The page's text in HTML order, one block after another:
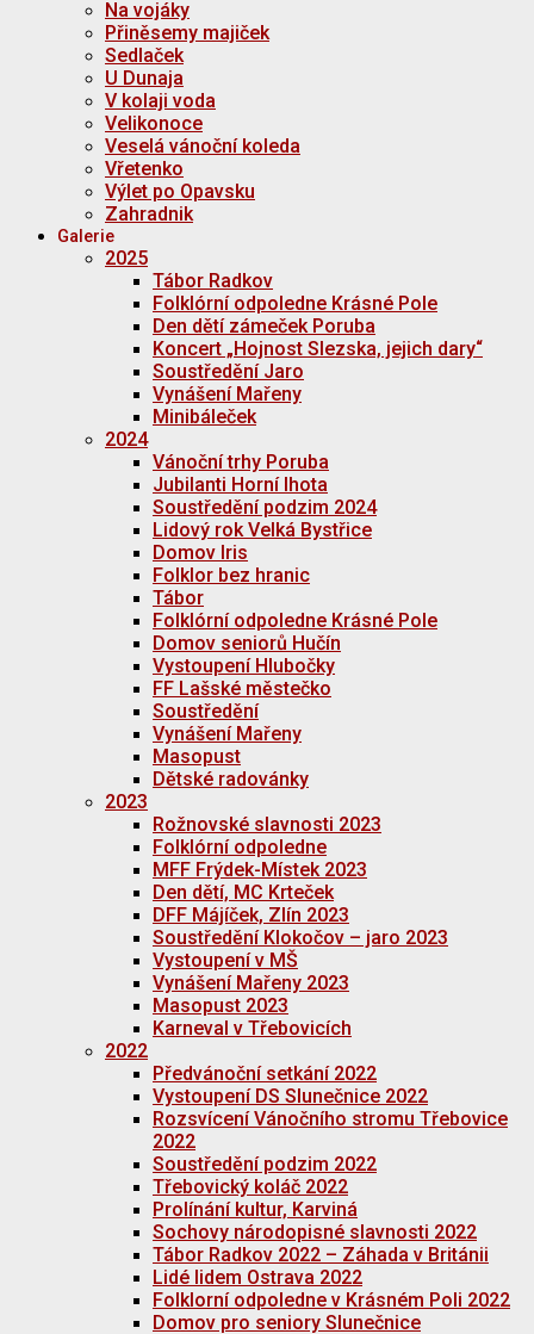
Na vojáky
Přiněsemy majiček
Sedlaček
U Dunaja
V kolaji voda
Velikonoce
Veselá vánoční koleda
Vřetenko
Výlet po Opavsku
Zahradnik
Galerie
2025
Tábor Radkov
Folklórní odpoledne Krásné Pole
Den dětí zámeček Poruba
Koncert „Hojnost Slezska, jejich dary“
Soustředění Jaro
Vynášení Mařeny
Minibáleček
2024
Vánoční trhy Poruba
Jubilanti Horní lhota
Soustředění podzim 2024
Lidový rok Velká Bystřice
Domov Iris
Folklor bez hranic
Tábor
Folklórní odpoledne Krásné Pole
Domov seniorů Hučín
Vystoupení Hlubočky
FF Lašské městečko
Soustředění
Vynášení Mařeny
Masopust
Dětské radovánky
2023
Rožnovské slavnosti 2023
Folklórní odpoledne
MFF Frýdek-Místek 2023
Den dětí, MC Krteček
DFF Májíček, Zlín 2023
Soustředění Klokočov – jaro 2023
Vystoupení v MŠ
Vynášení Mařeny 2023
Masopust 2023
Karneval v Třebovicích
2022
Předvánoční setkání 2022
Vystoupení DS Slunečnice 2022
Rozsvícení Vánočního stromu Třebovice
2022
Soustředění podzim 2022
Třebovický koláč 2022
Prolínání kultur, Karviná
Sochovy národopisné slavnosti 2022
Tábor Radkov 2022 – Záhada v Británii
Lidé lidem Ostrava 2022
Folklorní odpoledne v Krásném Poli 2022
Domov pro seniory Slunečnice